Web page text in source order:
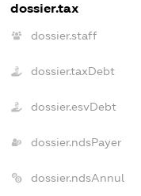
dossier.tax
dossier.staff
dossier.taxDebt
dossier.esvDebt
dossier.ndsPayer
dossier.ndsAnnul